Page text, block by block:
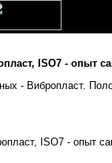
ISO7 - опыт
- Вибропласт.